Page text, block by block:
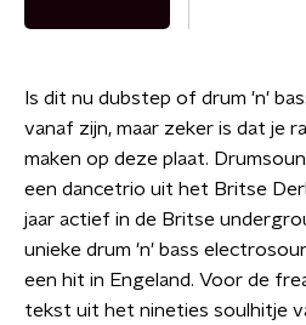
Is dit nu dubstep of drum 'n'
vanaf zijn, maar zeker is dat je
maken op deze plaat.
een dancetrio uit het Britse
jaar actief in de Britse
unieke drum 'n' bass
een hit in Engeland. Voor de
tekst uit het nineties soulhitje